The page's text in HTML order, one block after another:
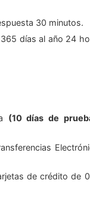
30 minutos.
días al año 24
(10 días de
de crédito de